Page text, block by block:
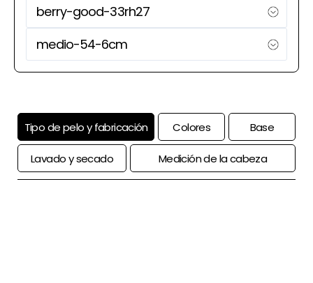
Tipo de pelo y fabricación Colores Base
Lavado y secado Medición de la cabeza